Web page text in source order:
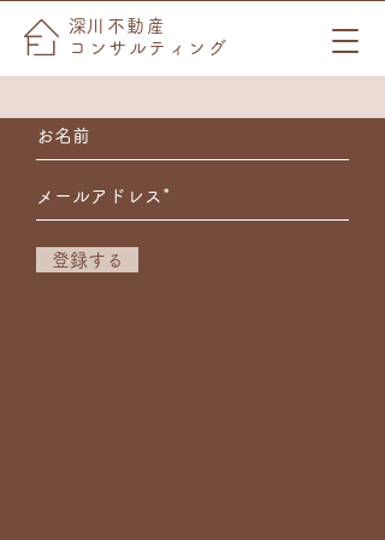
​深川不動産
コンサルティング
​メルマガ登録
不動産の最新情報をお届けします！
登録する